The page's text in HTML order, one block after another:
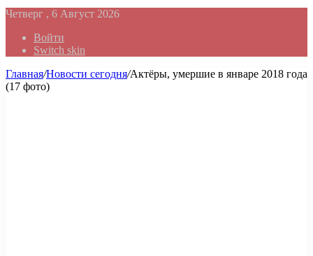
Четверг , 6 Август 2026
Войти
Switch skin
Главная/Новости сегодня/Актёры, умершие в январе 2018 года
(17 фото)